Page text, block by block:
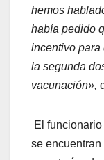
hemos
había pedido
incentivo para
la segunda
vacunación»,
El
se